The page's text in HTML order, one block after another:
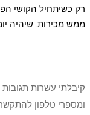
רק כשיתחיל הקושי
ממש מכירות. שיהיה
קיבלתי עשרות
ומספרי טלפון